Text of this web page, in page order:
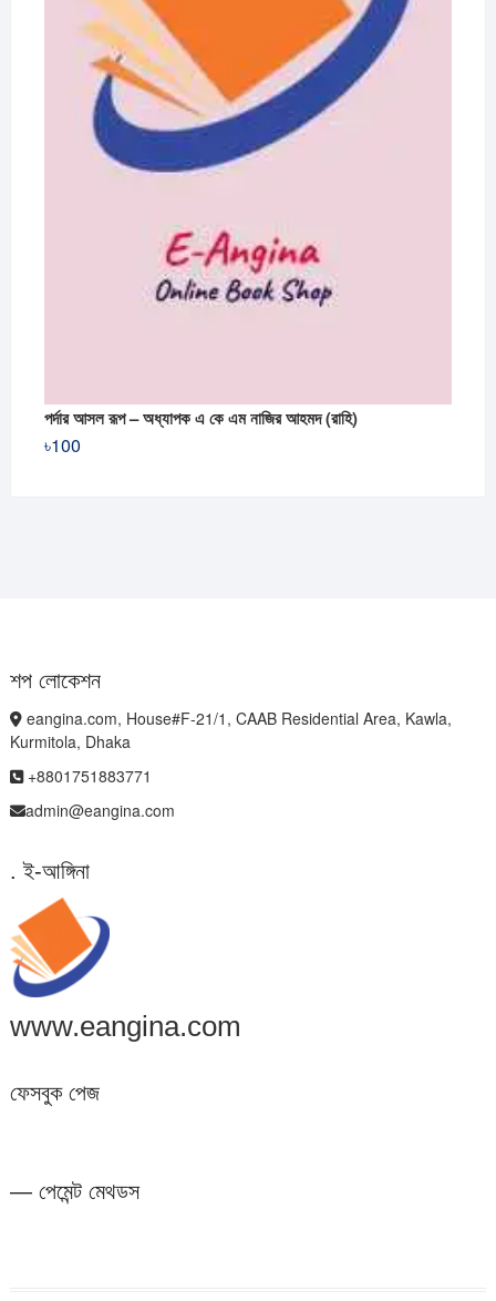
পর্দার আসল রূপ – অধ্যাপক এ কে এম নাজির আহমদ (রাহি)
৳100
শপ লোকেশন
eangina.com, House#F-21/1, CAAB Residential Area, Kawla,
Kurmitola, Dhaka
+8801751883771
admin@eangina.com
. ই-আঙ্গিনা
www.eangina.com
ফেসবুক পেজ
— পেমেন্ট মেথডস